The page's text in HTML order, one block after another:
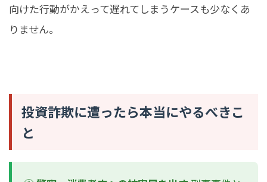
向けた行動がかえって遅れてしまうケースも少なくあ
りません。
投資詐欺に遭ったら本当にやるべきこ
と